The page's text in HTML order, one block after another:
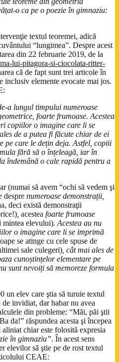
o ca pe o poezie în gimnaziu:
textul teoremei, adică
“lungimea”. Despre acest
din 22 februarie 2019, de la
lui-pitagora-si-ciocolata-ritter-
că de fapt sunt trei articole în
inclusiv elemente evocate mai jos.
a lungul timpului numeroase
foarte frumoase. Acestea
copiilor o imagine care li se
de a putea fi făcute chiar de ei
pe care le dețin deja. Astfel, copiii
fără să o înțeleagă, iar în
îndemână o cale rapidă pentru a
(numai să avem “ochi să vedem şi
despre numeroase demonstrații,
deci există demonstraţii
, acestea foarte frumoase
mintea elevului). Acestea au nu
o imagine care li se imprimă
se atinge cu cele spuse de
sale culegeri), cât mai ales de
cunoștințelor elementare pe
sunt nevoiți să memoreze formula
un elev care ştia să turuie textul
invidiat, dar habar nu avea
din probleme: “Măi, păi ştii
da!” răspundea acesta şi începea
chiar este folosită expresia
în gimnaziu”. În acest sens
elevilor să ştie pe de rost textul
CEAE: